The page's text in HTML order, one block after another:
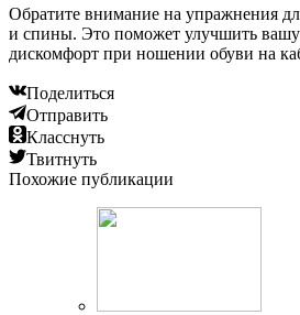
Обратите внимание на упражнения
и спины. Это поможет улучшить вашу
дискомфорт при ношении обуви на
Поделиться
Отправить
Класснуть
Твитнуть
Похожие публикации